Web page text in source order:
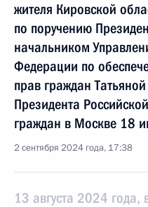
жителя Кировской
по поручению
начальником
Федерации по
прав граждан
Президента
граждан в Москве 18
2 сентября 2024 года, 17:38
13 августа 2024 года,